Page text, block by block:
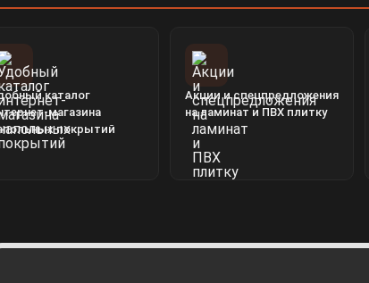
каталог
магазина
покрытий
Акции и спецпредложения
на ламинат и ПВХ плитку